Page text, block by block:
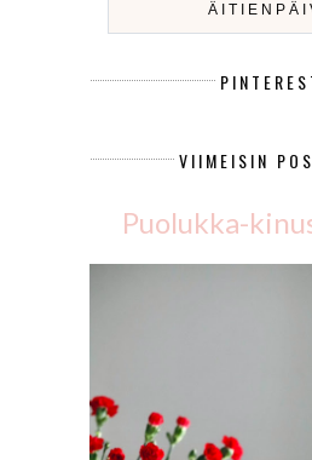
VIIMEISIN
Puolukka-